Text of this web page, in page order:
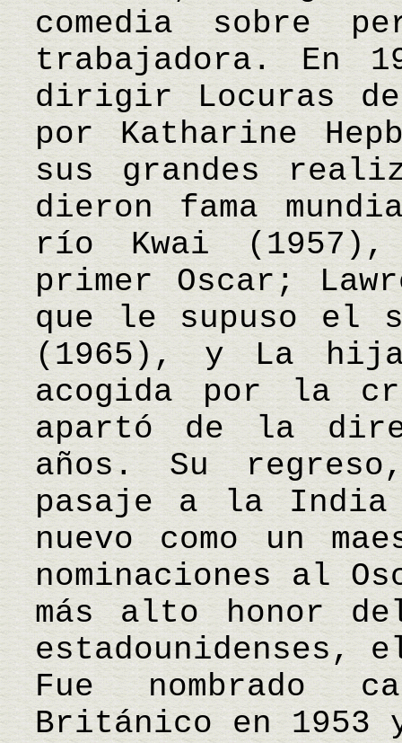
comedia sobre
trabajadora. En
dirigir Locuras de
por Katharine
sus grandes
dieron fama
río Kwai
primer Oscar;
que le supuso el
(1965), y La hija
acogida por la
apartó de la
años. Su
pasaje a la India
nuevo como un
nominaciones al
más alto honor
estadounidenses,
Fue nombrado
Británico en